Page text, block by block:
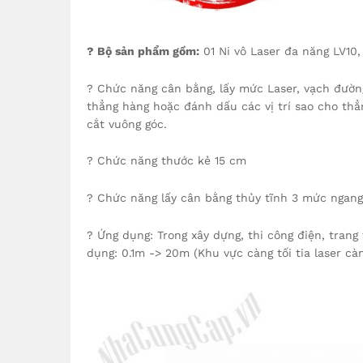
? Bộ sản phẩm gồm: 01 Ni vô Laser đa năng
? Chức năng cân bằng, lấy mức Laser, vạch
thẳng hàng hoặc đánh dấu các vị trí sao cho
cắt vuông góc.
? Chức năng thước kẻ 15 cm
? Chức năng lấy cân bằng thủy tĩnh 3 mức
? Ứng dụng: Trong xây dựng, thi công điện,
dụng: 0.1m -> 20m (Khu vực càng tối tia laser